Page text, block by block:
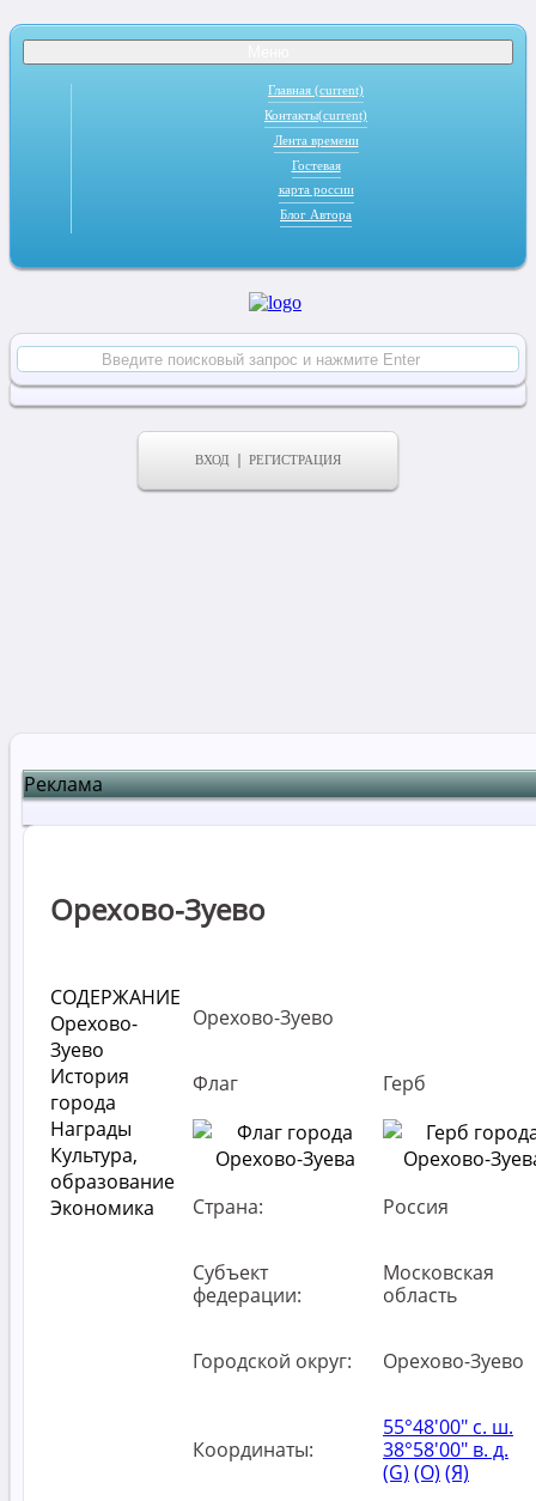
Главная (current)
Контакты(current)
Лента времени
Гостевая
карта россии
Блог Автора
ВХОД РЕГИСТРАЦИЯ
Реклама
Орехово-Зуево
Орехово-Зуево
Флаг Герб
Страна: Россия
Субъект
федерации:
Московская
область
Городской округ: Орехово-Зуево
Координаты:
55°48′00″ с. ш.
38°58′00″ в. д.
(G) (O) (Я)
СОДЕРЖАНИЕ
Орехово-
Зуево
История
города
Награды
Культура,
образование
Экономика